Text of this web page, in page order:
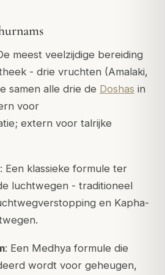
meest veelzijdige bereiding
- drie vruchten (Amalaki,
samen alle drie de Doshas in
voor
extern voor talrijke
: Een klassieke formule ter
luchtwegen - traditioneel
en Kapha-
: Een Medhya formule die
wordt voor geheugen,